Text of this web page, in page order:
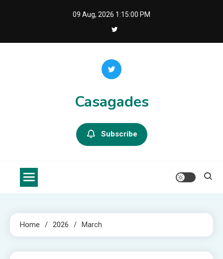
09 Aug, 2026 1:15:01 PM
Casagades
Subscribe
Home 2026 March